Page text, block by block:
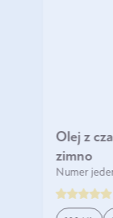
Olej z
zimno
Numer